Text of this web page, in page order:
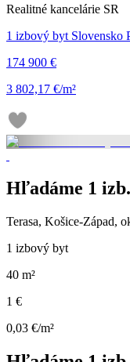
Realitné kancelárie SR
1 izbový byt Slovensko
174 900 €
3 802,17 €/m²
Hľadáme 1
Terasa, Košice-Západ,
1 izbový byt
40 m²
1 €
0,03 €/m²